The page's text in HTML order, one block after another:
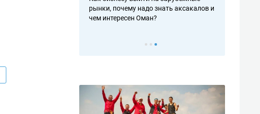
рынки, почему надо знать аксакалов и
чем интересен Оман?